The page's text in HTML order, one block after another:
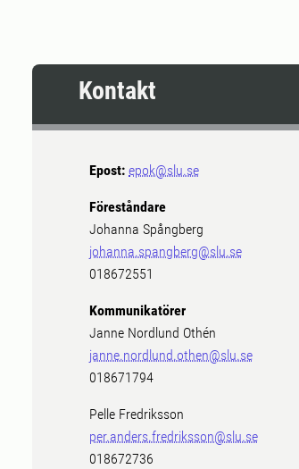
Kontakt
Epost: epok@slu.se
Föreståndare
Johanna Spångberg
johanna.spangberg@slu.se
018672551
Kommunikatörer
Janne Nordlund Othén
janne.nordlund.othen@slu.se
018671794
Pelle Fredriksson
per.anders.fredriksson@slu.se
018672736